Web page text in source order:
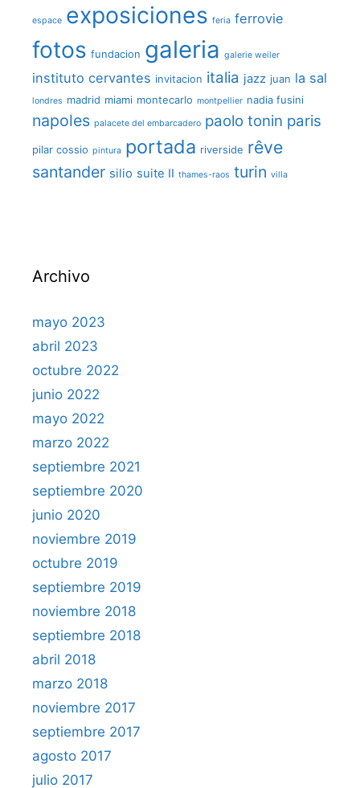
espace exposiciones feria ferrovie
fotos fundacion galeria galerie weiler
instituto cervantes invitacion italia jazz juan la sal
londres madrid miami montecarlo montpellier nadia fusini
napoles palacete del embarcadero paolo tonin paris
pilar cossio pintura portada riverside rêve
santander silio suite II thames-raos turin villa
Archivo
mayo 2023
abril 2023
octubre 2022
junio 2022
mayo 2022
marzo 2022
septiembre 2021
septiembre 2020
junio 2020
noviembre 2019
octubre 2019
septiembre 2019
noviembre 2018
septiembre 2018
abril 2018
marzo 2018
noviembre 2017
septiembre 2017
agosto 2017
julio 2017